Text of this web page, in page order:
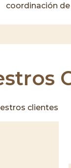
coordinación
clientes